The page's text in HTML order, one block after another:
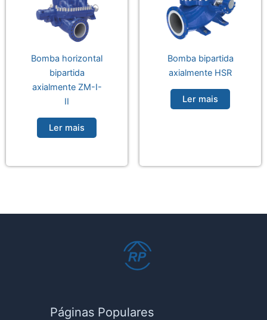
Bomba horizontal
bipartida
axialmente ZM-I-
II
Ler mais
Bomba bipartida
axialmente HSR
Ler mais
Páginas Populares